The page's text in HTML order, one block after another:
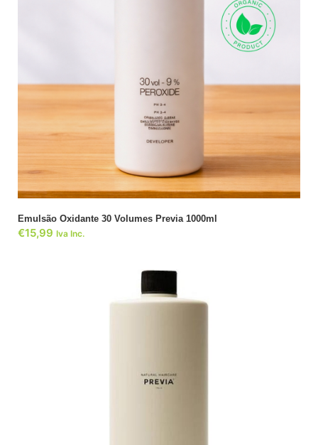
ADICIONAR
Emulsão Oxidante 30 Volumes Previa 1000ml
€15,99 Iva Inc.